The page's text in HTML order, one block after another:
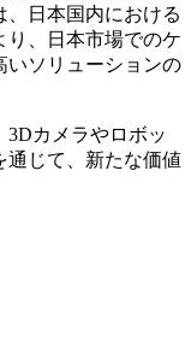
、日本国内における
り、日本市場でのケ
いソリューションの
カメラやロボッ
通じて、新たな価値